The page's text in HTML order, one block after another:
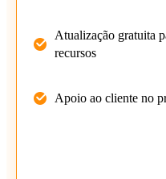
Atualização gratuita
recursos
Apoio ao cliente no